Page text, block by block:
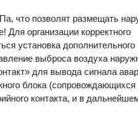
что позволят размещать
организации корректного
установка дополнительного
выброса воздуха
для вывода сигнала
блока
контакта, и в